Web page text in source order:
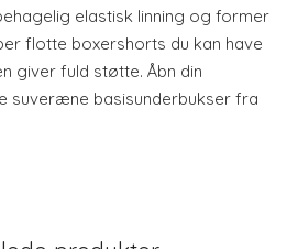
elastisk linning og former
flotte boxershorts du kan have
giver fuld støtte. Åbn din
suveræne basisunderbukser fra